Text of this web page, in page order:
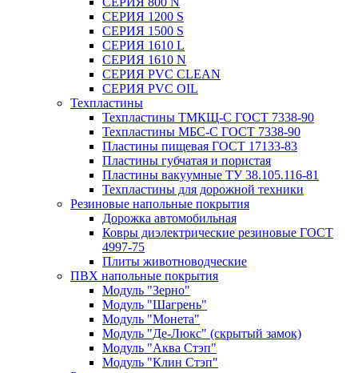
СЕРИЯ 1200 S
СЕРИЯ 1500 S
СЕРИЯ 1610 L
СЕРИЯ 1610 N
СЕРИЯ PVC CLEAN
СЕРИЯ PVC OIL
Техпластины
Техпластины ТМКЩ-С ГОСТ 7338-90
Техпластины МБС-С ГОСТ 7338-90
Пластины пищевая ГОСТ 17133-83
Пластины губчатая и пористая
Пластины вакуумные ТУ 38.105.116-81
Техпластины для дорожной техники
Резиновые напольные покрытия
Дорожка автомобильная
Ковры диэлектрические резиновые ГОСТ
4997-75
Плиты животноводческие
ПВХ напольные покрытия
Модуль "Зерно"
Модуль "Шагрень"
Модуль "Монета"
Модуль "Де-Люкс" (скрытый замок)
Модуль "Аква Стэп"
Модуль "Клин Стэп"